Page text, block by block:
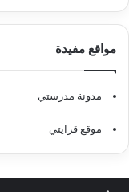
مواقع مفيدة
مدونة مدرستي
موقع قرايتي